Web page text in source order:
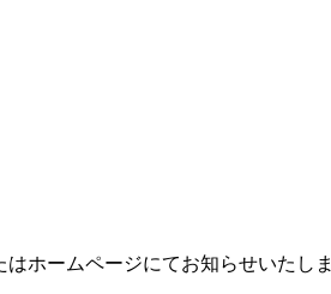
ホームページにてお知らせいたしま